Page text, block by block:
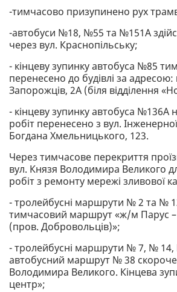
-тимчасово призупинено рух
-автобуси №18, №55 та №151А
через вул. Краснопільську;
- кінцеву зупинку автобуса №85
перенесено до будівлі за
Запорожців, 2А (біля відділення
- кінцеву зупинку автобуса №136А
робіт перенесено з вул.
Богдана Хмельницького, 123.
Через тимчасове перекриття
вул. Князя Володимира Великого
робіт з ремонту мережі зливової
- тролейбусні маршрути № 2 та №
тимчасовий маршрут «ж/м Парус
(пров. Добровольців)»;
- тролейбусні маршрути № 7, №
автобусний маршрут № 38
Володимира Великого. Кінцева
центр»;